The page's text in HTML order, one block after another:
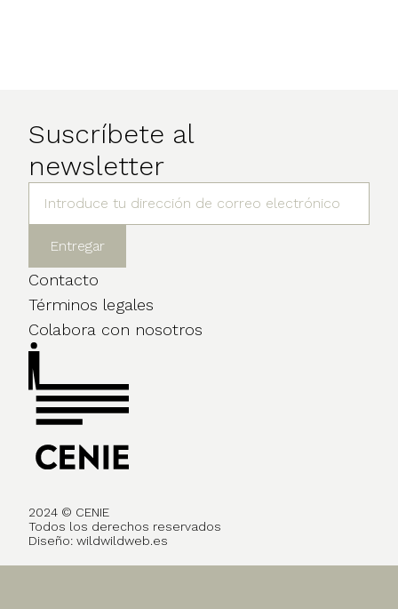
Suscríbete al
newsletter
Contacto
Términos legales
Colabora con nosotros
2024 © CENIE
Todos los derechos reservados
Diseño: wildwildweb.es